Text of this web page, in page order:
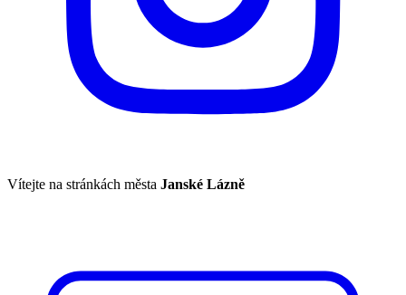
Vítejte na stránkách města Janské Lázně